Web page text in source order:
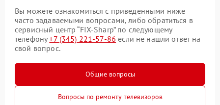
Вы можете ознакомиться с приведенными ниже
часто задаваемыми вопросами, либо обратиться в
сервисный центр “FIX-Sharp” по следующему
телефону+7 (345) 221-57-86 если не нашли ответ на
свой вопрос.
Общие вопросы
Вопросы по ремонту телевизоров